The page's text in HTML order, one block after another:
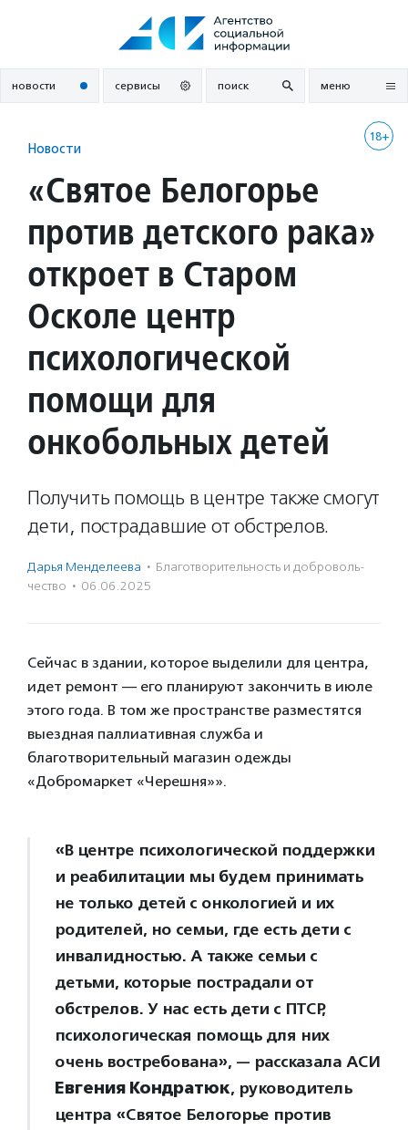
новости сервисы поиск меню
18+
Новости
«Святое Белогорье
против детского рака»
откроет в Старом
Осколе центр
психологической
помощи для
онкобольных детей
Получить помощь в центре также смогут
дети, пострадавшие от обстрелов.
Дарья Менделеева · Благотвори­тель­ность и доброволь­
чест­во · 06.06.2025
Сейчас в здании, которое выделили для центра,
идет ремонт — его планируют закончить в июле
этого года. В том же пространстве разместятся
выездная паллиативная служба и
благотворительный магазин одежды
«Добромаркет «Черешня»».
«В центре психологической поддержки
и реабилитации мы будем принимать
не только детей с онкологией и их
родителей, но семьи, где есть дети с
инвалидностью. А также семьи с
детьми, которые пострадали от
обстрелов. У нас есть дети с ПТСР,
психологическая помощь для них
очень востребована», — рассказала АСИ
Евгения Кондратюк, руководитель
центра «Святое Белогорье против